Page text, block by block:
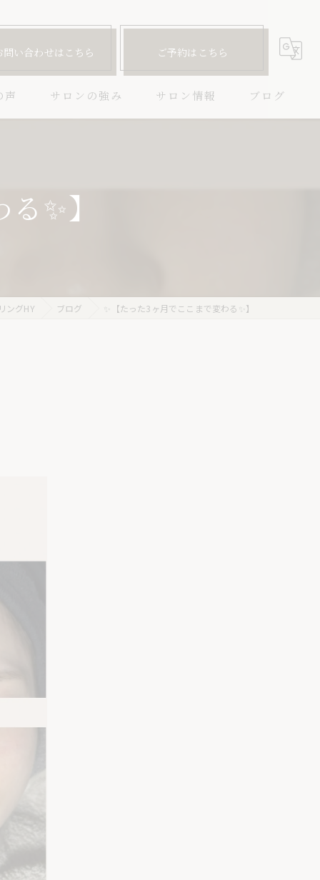
問い合わせはこちら ご予約はこちら
声 サロンの強み
毛穴
サロン情報 ブログ
✨】
ングHY ブログ ✨【たった3ヶ月でここまで変わる✨】